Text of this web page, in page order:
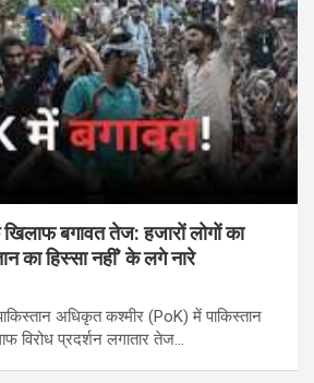
बगावत तेज: हजारों लोगों का
का हिस्सा नहीं’ के लगे नारे
अधिकृत कश्मीर (PoK) में पाकिस्तान
विरोध प्रदर्शन लगातार तेज…